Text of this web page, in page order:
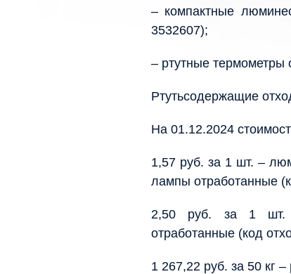
– компактные
3532607);
– ртутные термометры
Ртутьсодержащие
На 01.12.2024
1,57 руб. за 1 шт. –
лампы отработанные
2,50 руб. за 1 шт. –
отработанные (код
1 267,22 руб. за 50 кг